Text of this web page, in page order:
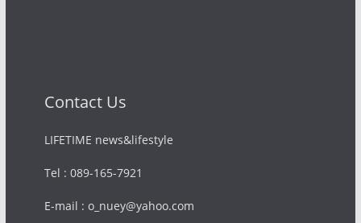
Contact Us
LIFETIME news&lifestyle
Tel : 089-165-7921
E-mail : o_nuey@yahoo.com